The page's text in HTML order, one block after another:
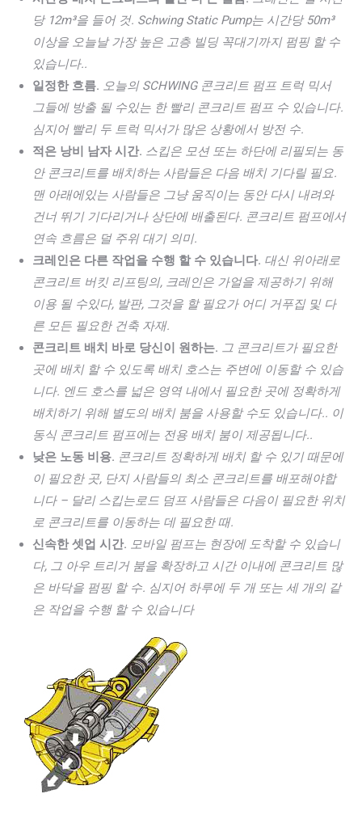
당 12m³을 들어 것. Schwing Static Pump는 시간당 50m³
이상을 오늘날 가장 높은 고층 빌딩 꼭대기까지 펌핑 할 수
있습니다..
일정한 흐름. 오늘의 SCHWING 콘크리트 펌프 트럭 믹서
그들에 방출 될 수있는 한 빨리 콘크리트 펌프 수 있습니다.
심지어 빨리 두 트럭 믹서가 많은 상황에서 방전 수.
적은 낭비 남자 시간. 스킵은 모션 또는 하단에 리필되는 동
안 콘크리트를 배치하는 사람들은 다음 배치 기다릴 필요.
맨 아래에있는 사람들은 그냥 움직이는 동안 다시 내려와
건너 뛰기 기다리거나 상단에 배출된다. 콘크리트 펌프에서
연속 흐름은 덜 주위 대기 의미.
크레인은 다른 작업을 수행 할 수 있습니다. 대신 위아래로
콘크리트 버킷 리프팅의, 크레인은 가얼을 제공하기 위해
이용 될 수있다, 발판, 그것을 할 필요가 어디 거푸집 및 다
른 모든 필요한 건축 자재.
콘크리트 배치 바로 당신이 원하는. 그 콘크리트가 필요한
곳에 배치 할 수 있도록 배치 호스는 주변에 이동할 수 있습
니다. 엔드 호스를 넓은 영역 내에서 필요한 곳에 정확하게
배치하기 위해 별도의 배치 붐을 사용할 수도 있습니다.. 이
동식 콘크리트 펌프에는 전용 배치 붐이 제공됩니다..
낮은 노동 비용. 콘크리트 정확하게 배치 할 수 있기 때문에
이 필요한 곳, 단지 사람들의 최소 콘크리트를 배포해야합
니다 – 달리 스킵는로드 덤프 사람들은 다음이 필요한 위치
로 콘크리트를 이동하는 데 필요한 때.
신속한 셋업 시간. 모바일 펌프는 현장에 도착할 수 있습니
다, 그 아우 트리거 붐을 확장하고 시간 이내에 콘크리트 많
은 바닥을 펌핑 할 수. 심지어 하루에 두 개 또는 세 개의 같
은 작업을 수행 할 수 있습니다